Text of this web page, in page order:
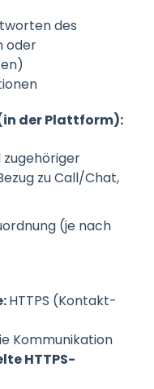
des
oder
der Plattform):
zu Call/Chat,
(je nach
HTTPS (Kontakt-
Kommunikation
HTTPS-